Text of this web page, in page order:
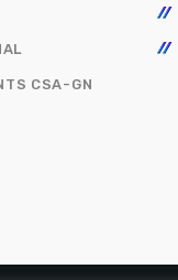
CSA-GN